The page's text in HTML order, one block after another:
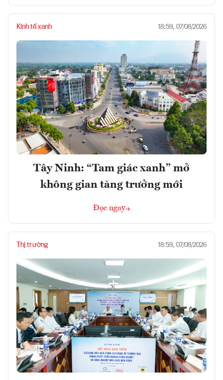
Kinh tế xanh 18:59, 07/08/2026
Tây Ninh: “Tam giác xanh” mở
không gian tăng trưởng mới
Đọc ngay
Thị trường 18:59, 07/08/2026